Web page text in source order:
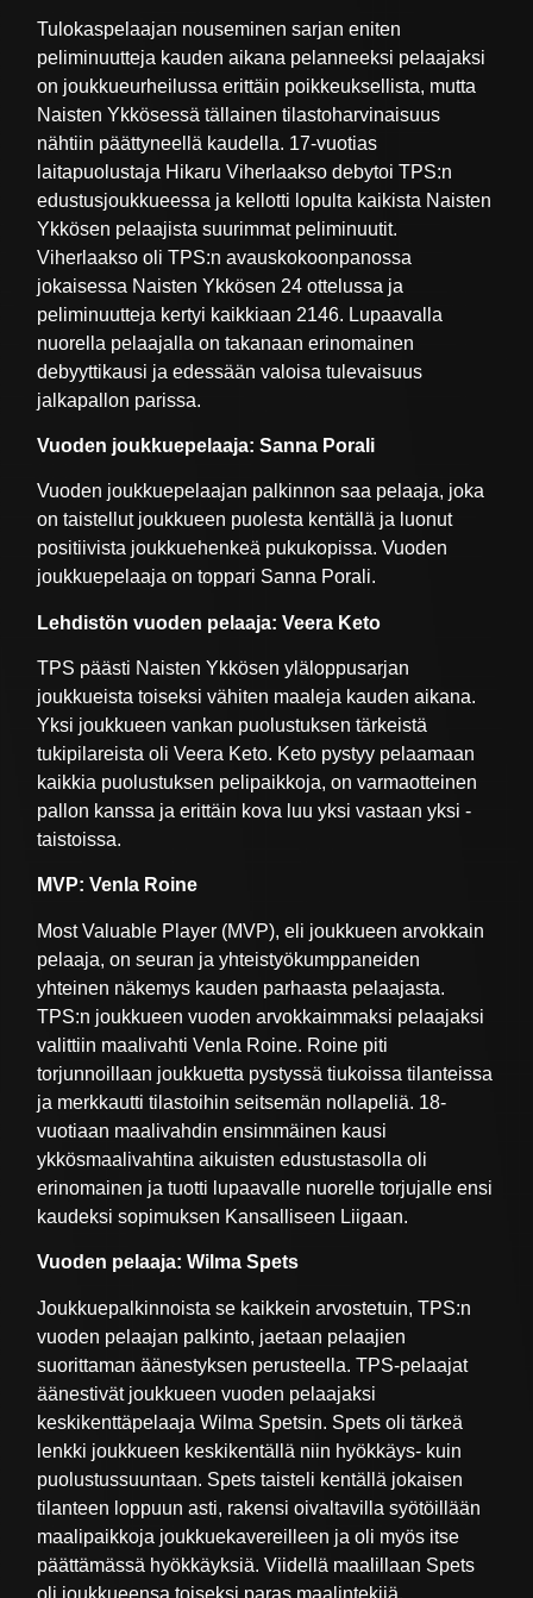
Tulokaspelaajan nouseminen sarjan eniten
peliminuutteja kauden aikana pelanneeksi pelaajaksi
on joukkueurheilussa erittäin poikkeuksellista, mutta
Naisten Ykkösessä tällainen tilastoharvinaisuus
nähtiin päättyneellä kaudella. 17-vuotias
laitapuolustaja Hikaru Viherlaakso debytoi TPS:n
edustusjoukkueessa ja kellotti lopulta kaikista Naisten
Ykkösen pelaajista suurimmat peliminuutit.
Viherlaakso oli TPS:n avauskokoonpanossa
jokaisessa Naisten Ykkösen 24 ottelussa ja
peliminuutteja kertyi kaikkiaan 2146. Lupaavalla
nuorella pelaajalla on takanaan erinomainen
debyyttikausi ja edessään valoisa tulevaisuus
jalkapallon parissa.
Vuoden joukkuepelaaja: Sanna Porali
Vuoden joukkuepelaajan palkinnon saa pelaaja, joka
on taistellut joukkueen puolesta kentällä ja luonut
positiivista joukkuehenkeä pukukopissa. Vuoden
joukkuepelaaja on toppari Sanna Porali.
Lehdistön vuoden pelaaja: Veera Keto
TPS päästi Naisten Ykkösen yläloppusarjan
joukkueista toiseksi vähiten maaleja kauden aikana.
Yksi joukkueen vankan puolustuksen tärkeistä
tukipilareista oli Veera Keto. Keto pystyy pelaamaan
kaikkia puolustuksen pelipaikkoja, on varmaotteinen
pallon kanssa ja erittäin kova luu yksi vastaan yksi -
taistoissa.
MVP: Venla Roine
Most Valuable Player (MVP), eli joukkueen arvokkain
pelaaja, on seuran ja yhteistyökumppaneiden
yhteinen näkemys kauden parhaasta pelaajasta.
TPS:n joukkueen vuoden arvokkaimmaksi pelaajaksi
valittiin maalivahti Venla Roine. Roine piti
torjunnoillaan joukkuetta pystyssä tiukoissa tilanteissa
ja merkkautti tilastoihin seitsemän nollapeliä. 18-
vuotiaan maalivahdin ensimmäinen kausi
ykkösmaalivahtina aikuisten edustustasolla oli
erinomainen ja tuotti lupaavalle nuorelle torjujalle ensi
kaudeksi sopimuksen Kansalliseen Liigaan.
Vuoden pelaaja: Wilma Spets
Joukkuepalkinnoista se kaikkein arvostetuin, TPS:n
vuoden pelaajan palkinto, jaetaan pelaajien
suorittaman äänestyksen perusteella. TPS-pelaajat
äänestivät joukkueen vuoden pelaajaksi
keskikenttäpelaaja Wilma Spetsin. Spets oli tärkeä
lenkki joukkueen keskikentällä niin hyökkäys- kuin
puolustussuuntaan. Spets taisteli kentällä jokaisen
tilanteen loppuun asti, rakensi oivaltavilla syötöillään
maalipaikkoja joukkuekavereilleen ja oli myös itse
päättämässä hyökkäyksiä. Viidellä maalillaan Spets
oli joukkueensa toiseksi paras maalintekijä.